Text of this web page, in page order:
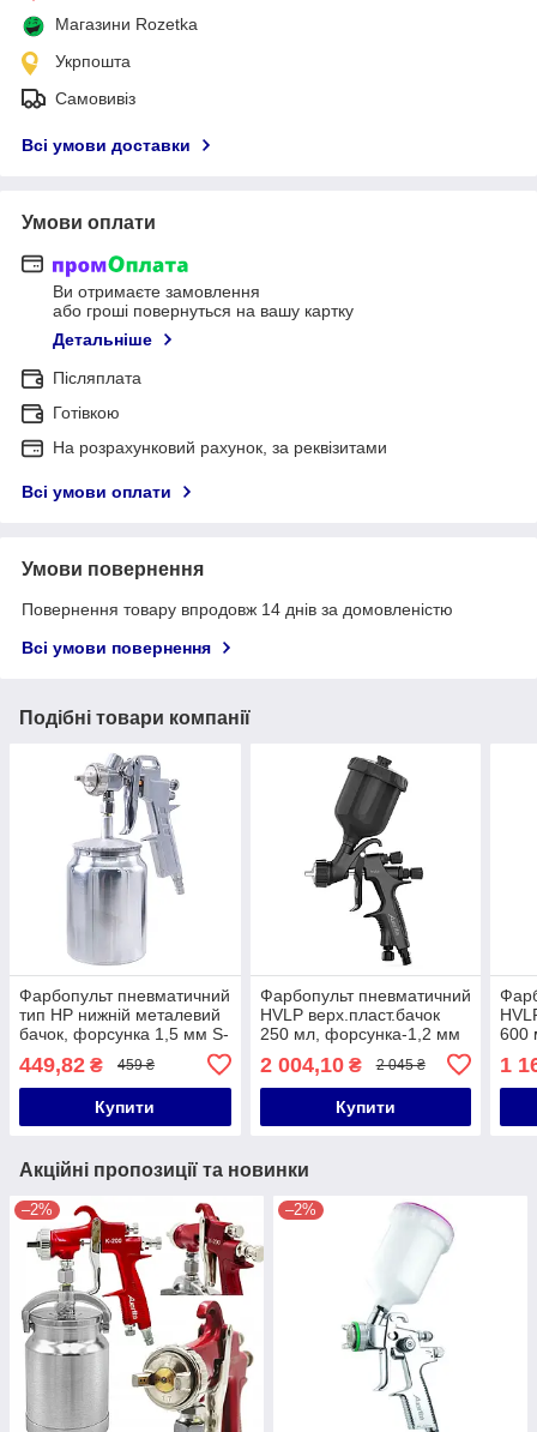
Магазини Rozetka
Укрпошта
Самовивіз
Всі умови доставки
Умови оплати
Ви отримаєте замовлення
або гроші повернуться на вашу картку
Детальніше
Післяплата
Готівкою
На розрахунковий рахунок, за реквізитами
Всі умови оплати
Умови повернення
Повернення товару впродовж 14 днів за домовленістю
Всі умови повернення
Подібні товари компанії
Фарбопульт пневматичний
тип HP нижній металевий
бачок, форсунка 1,5 мм S-
449,82 ₴ 459 ₴
Купити
Фарбопульт пневматичний
HVLP верх.пласт.бачок
250 мл, форсунка-1,2 мм
AUARITA NOVA-LIGHT-1.2
2 004,10₴ 2 045 ₴
Купити
600
1
Акційні пропозиції та новинки
–2% –2%